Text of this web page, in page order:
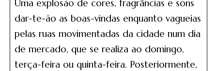
Uma explosão de cores, fragrâncias e sons
dar-te-ão as boas-vindas enquanto vagueias
pelas ruas movimentadas da cidade num dia
de mercado, que se realiza ao domingo,
terça-feira ou quinta-feira. Posteriormente,